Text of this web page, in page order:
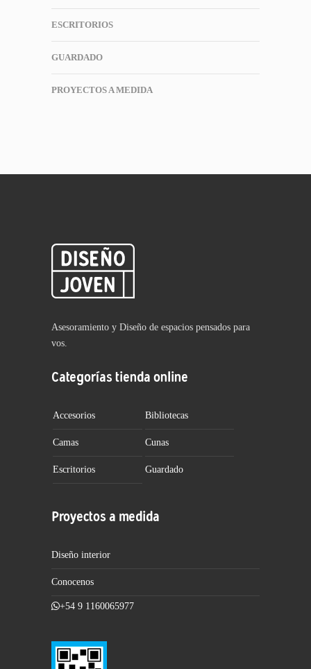
ESCRITORIOS
GUARDADO
PROYECTOS A MEDIDA
Asesoramiento y Diseño de espacios pensados para
vos.
Categorías tienda online
Accesorios Bibliotecas
Camas Cunas
Escritorios Guardado
Proyectos a medida
Diseño interior
Conocenos
+54 9 1160065977